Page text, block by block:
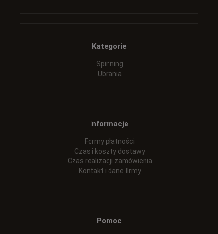
Kategorie
Spinning
Ubrania
Informacje
Formy płatności
Czas i koszty dostawy
Czas realizacji zamówienia
Kontakt i dane firmy
Pomoc